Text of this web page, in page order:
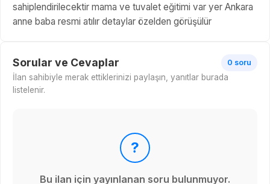
sahiplendirilecektir mama ve tuvalet eğitimi var yer Ankara
anne baba resmi atılır detaylar özelden görüşülür
Sorular ve Cevaplar 0 soru
İlan sahibiyle merak ettiklerinizi paylaşın, yanıtlar burada
listelenir.
?
Bu ilan için yayınlanan soru bulunmuyor.